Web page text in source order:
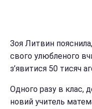
Зоя Литвин
свого улюбленого
з’явитися 50 тисяч
Одного разу в клас,
новий учитель